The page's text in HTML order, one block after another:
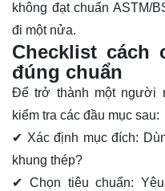
không đạt chuẩn ASTM/
đi một nửa.
Checklist cách
đúng chuẩn
Để trở thành một người
kiểm tra các đầu mục sau:
✔ Xác định mục đích:
khung thép?
✔ Chọn tiêu chuẩn: